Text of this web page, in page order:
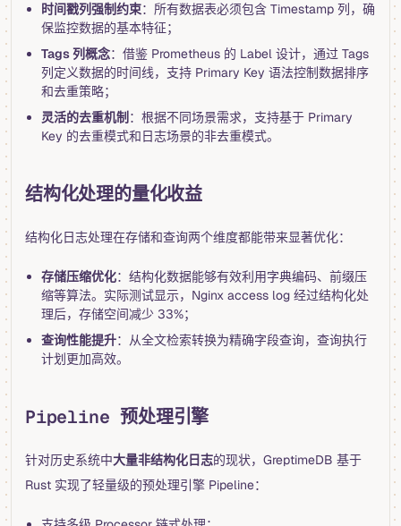
时间戳列强制约束：所有数据表必须包含 Timestamp 列，确
保监控数据的基本特征；
Tags 列概念：借鉴 Prometheus 的 Label 设计，通过 Tags
列定义数据的时间线，支持 Primary Key 语法控制数据排序
和去重策略；
灵活的去重机制 ：根据不同场景需求，支持基于 Primary
Key 的去重模式和日志场景的非去重模式。
结构化处理的量化收益
结构化日志处理在存储和查询两个维度都能带来显著优化：
存储压缩优化：结构化数据能够有效利用字典编码、前缀压
缩等算法。实际测试显示，Nginx access log 经过结构化处
理后，存储空间减少 33%；
查询性能提升：从全文检索转换为精确字段查询，查询执行
计划更加高效。
Pipeline 预处理引擎
针对历史系统中大量非结构化日志的现状，GreptimeDB 基于
Rust 实现了轻量级的预处理引擎 Pipeline：